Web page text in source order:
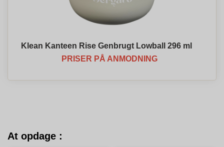
Klean Kanteen Rise Genbrugt Lowball 296 ml
PRISER PÅ ANMODNING
At opdage :